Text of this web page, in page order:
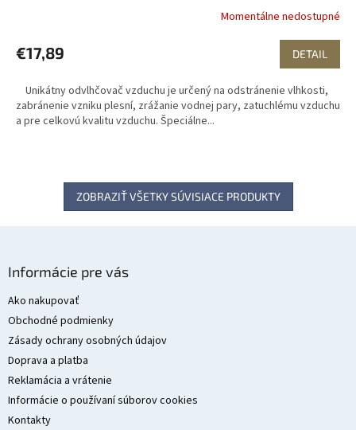
Momentálne nedostupné
€17,89 DETAIL
Unikátny odvlhčovač vzduchu je určený na odstránenie vlhkosti,
zabránenie vzniku plesní, zrážanie vodnej pary, zatuchlému vzduchu
a pre celkovú kvalitu vzduchu. Špeciálne...
ZOBRAZIŤ VŠETKY SÚVISIACE PRODUKTY
Informácie pre vás
Ako nakupovať
Obchodné podmienky
Zásady ochrany osobných údajov
Doprava a platba
Reklamácia a vrátenie
Informácie o používaní súborov cookies
Kontakty